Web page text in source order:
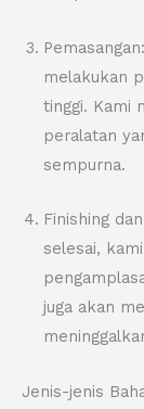
melakukan
tinggi. Kami
peralatan
sempurna.
Finishing
selesai,
juga akan
Jenis-jenis